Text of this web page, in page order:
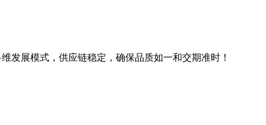
发展模式，供应链稳定，确保品质如一和交期准时！